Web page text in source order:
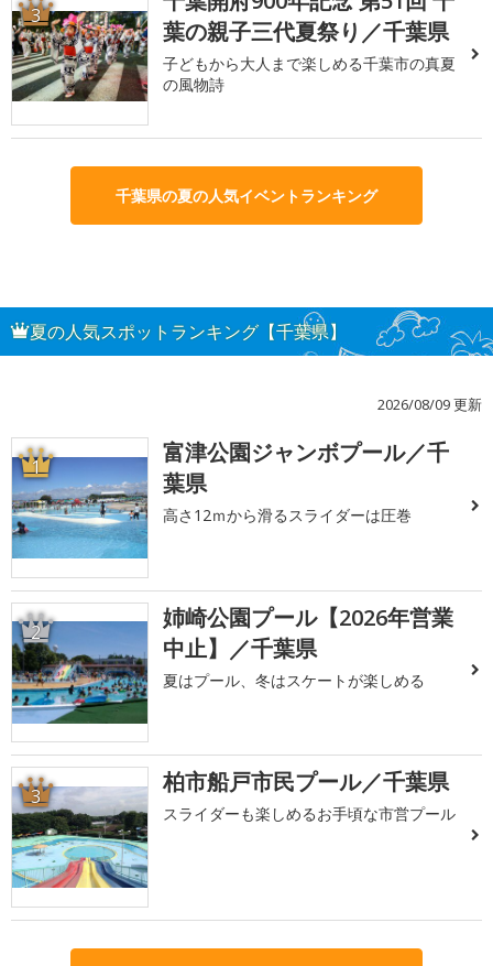
3
葉の親子三代夏祭り／千葉県
子どもから大人まで楽しめる千葉市の真夏
の風物詩
千葉県の夏の人気イベントランキング
夏の人気スポットランキング【千葉県】
2026/08/09 更新
1
富津公園ジャンボプール／千
葉県
高さ12ｍから滑るスライダーは圧巻
2
姉崎公園プール【2026年営業
中止】／千葉県
夏はプール、冬はスケートが楽しめる
3 柏市船戸市民プール／千葉県
スライダーも楽しめるお手頃な市営プール